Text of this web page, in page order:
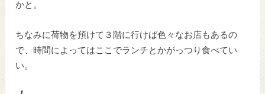
かと。
ちなみに荷物を預けて３階に行けば色々なお店もあるの
で、時間によってはここでランチとかがっつり食べてい
い。